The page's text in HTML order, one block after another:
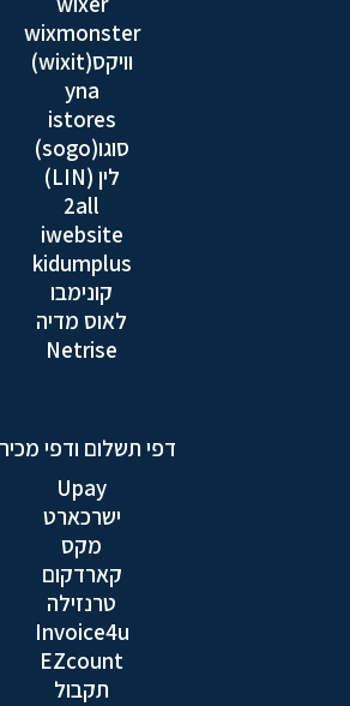
wixmonster
וויקס(wixit)
yna
istores
סוגו(sogo)
לין (LIN)
2all
iwebsite
kidumplus
קונימבו
לאוס מדיה
Netrise
דפי תשלום ודפי מכירה
Upay
ישרכארט
מקס
קארדקום
טרנזילה
Invoice4u
EZcount
תקבול